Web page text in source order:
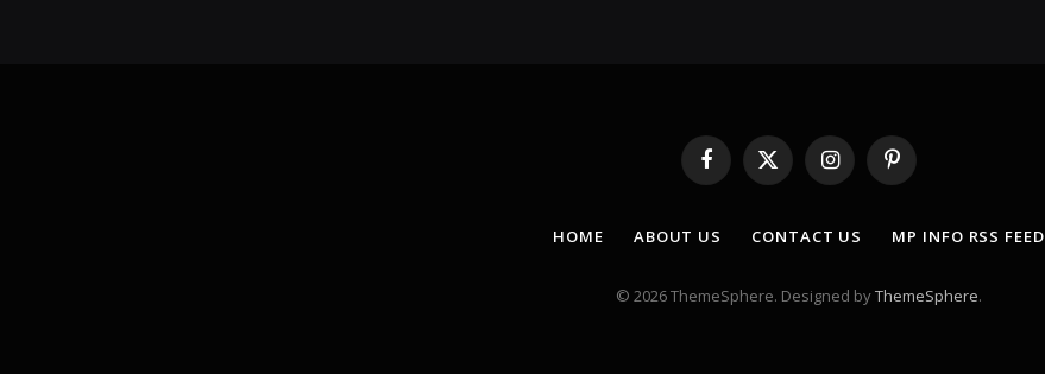
Facebook
X
(Twitter)
InstagramPinterest
HOME ABOUT US CONTACT US MP INFO RSS FEED
© 2026 ThemeSphere. Designed byThemeSphere.